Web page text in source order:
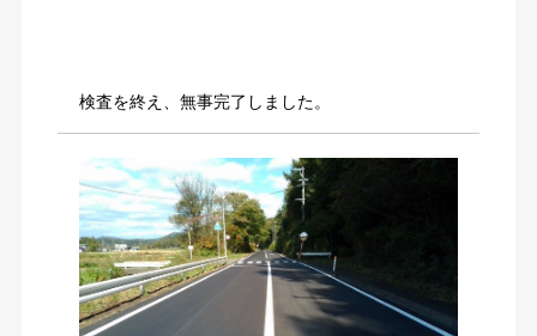
検査を終え、無事完了しました。